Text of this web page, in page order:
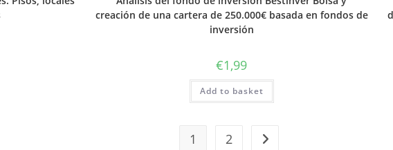
creación de una cartera de 250.000€ basada en fondos de
inversión
€1,99
Add to basket
1 2